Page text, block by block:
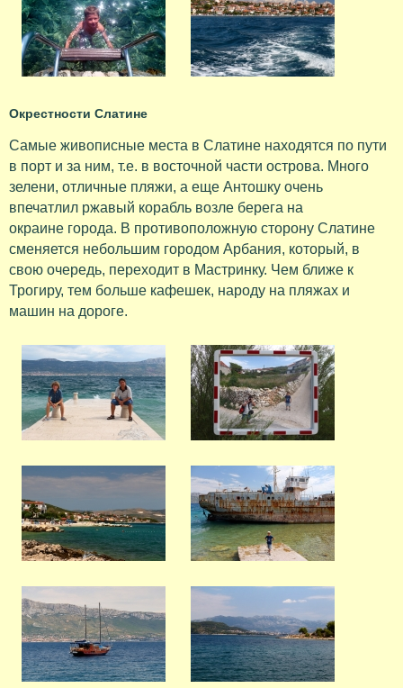
Окрестности Слатине
Самые живописные места в Слатине находятся по пути
в порт и за ним, т.е. в восточной части острова. Много
зелени, отличные пляжи, а еще Антошку очень
впечатлил ржавый корабль возле берега на
окраине города. В противоположную сторону Слатине
сменяется небольшим городом Арбания, который, в
свою очередь, переходит в Мастринку. Чем ближе к
Трогиру, тем больше кафешек, народу на пляжах и
машин на дороге.